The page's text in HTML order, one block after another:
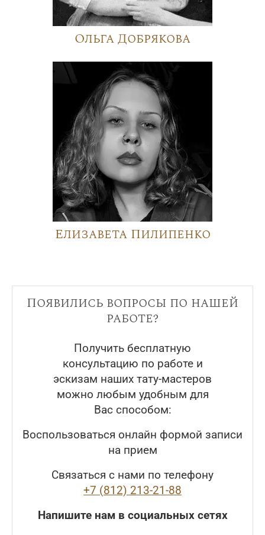
Ольга Добрякова
Елизавета Пилипенко
Появились вопросы по нашей
работе?
Получить бесплатную
консультацию по работе и
эскизам наших тату-мастеров
можно любым удобным для
Вас способом:
Воспользоваться онлайн формой записи
на прием
Связаться с нами по телефону
+7 (812) 213-21-88
Напишите нам в социальных сетях